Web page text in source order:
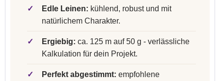
✓ Edle Leinen: kühlend, robust und mit
natürlichem Charakter.
✓ Ergiebig: ca. 125 m auf 50 g - verlässliche
Kalkulation für dein Projekt.
✓ Perfekt abgestimmt: empfohlene